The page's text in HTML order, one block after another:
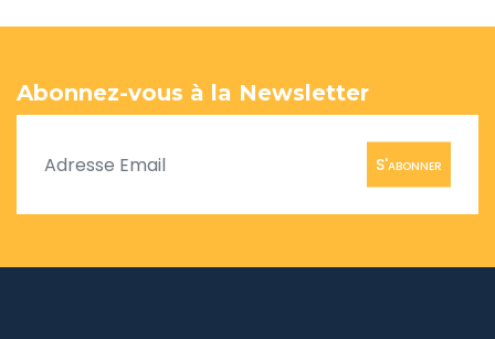
Abonnez-vous à la Newsletter
S'abonner